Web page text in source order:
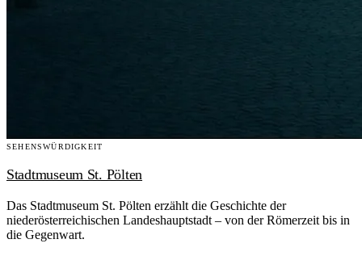
SEHENSWÜRDIGKEIT
Stadtmuseum St. Pölten
Das Stadtmuseum St. Pölten erzählt die Geschichte der
niederösterreichischen Landeshauptstadt – von der Römerzeit bis in
die Gegenwart.